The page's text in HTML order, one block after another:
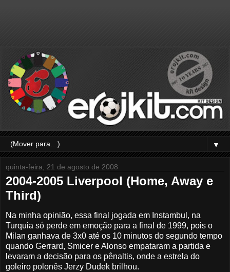
▼
quinta-feira, 21 de agosto de 2008
2004-2005 Liverpool (Home, Away e
Third)
Na minha opinião, essa final jogada em Instambul, na
Turquia só perde em emoção para a final de 1999, pois o
Milan ganhava de 3x0 até os 10 minutos do segundo tempo
quando Gerrard, Smicer e Alonso empataram a partida e
levaram a decisão para os pênaltis, onde a estrela do
goleiro polonês Jerzy Dudek brilhou.